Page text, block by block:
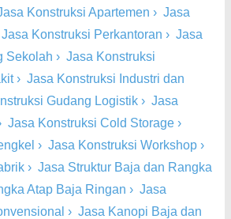
Konstruksi Apartemen › Jasa
Jasa Konstruksi Perkantoran › Jasa
Sekolah › Jasa Konstruksi
› Jasa Konstruksi Industri dan
Gudang Logistik › Jasa
Jasa Konstruksi Cold Storage ›
› Jasa Konstruksi Workshop ›
› Jasa Struktur Baja dan Rangka
Atap Baja Ringan › Jasa
› Jasa Kanopi Baja dan